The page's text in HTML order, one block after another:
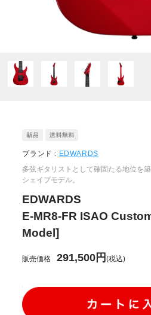
ブランド : EDWARDS
多弦ギタリストとして確固たる地位を
シェイプモデル。
EDWARDS
E-MR8-FR ISAO
Model]
販売価格 291,500円(税込)